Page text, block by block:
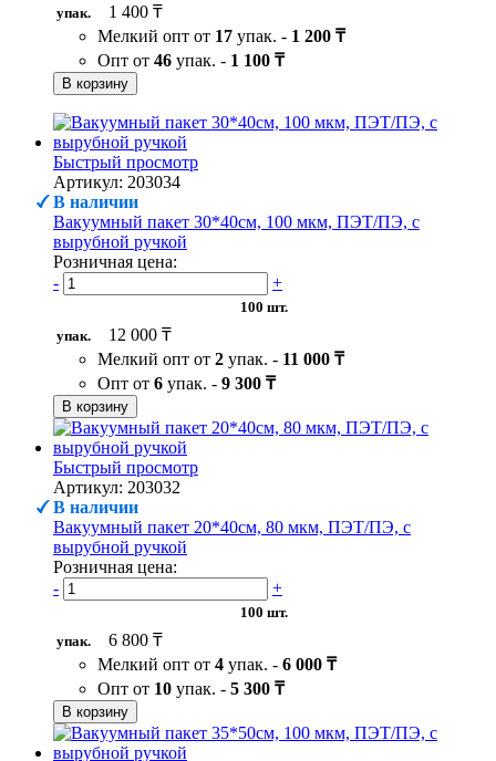
упак.
1 400 ₸
Мелкий опт от 17 упак. - 1 200 ₸
Опт от 46 упак. - 1 100 ₸
В корзину
Быстрый просмотр
Артикул: 203034
В наличии
Вакуумный пакет 30*40см, 100 мкм, ПЭТ/ПЭ, с
вырубной ручкой
Розничная цена:
-
+
100 шт.
упак.
12 000 ₸
Мелкий опт от 2 упак. - 11 000 ₸
Опт от 6 упак. - 9 300 ₸
В корзину
Быстрый просмотр
Артикул: 203032
В наличии
Вакуумный пакет 20*40см, 80 мкм, ПЭТ/ПЭ, с
вырубной ручкой
Розничная цена:
-
+
100 шт.
упак.
6 800 ₸
Мелкий опт от 4 упак. - 6 000 ₸
Опт от 10 упак. - 5 300 ₸
В корзину